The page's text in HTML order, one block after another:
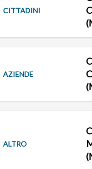
CITTADINI
AZIENDE
ALTRO